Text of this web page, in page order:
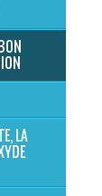
LA